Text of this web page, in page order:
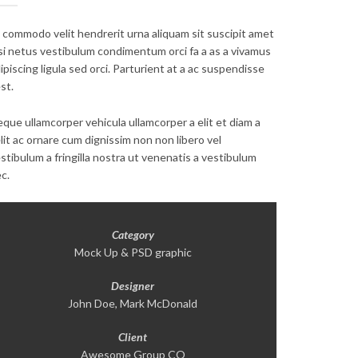
commodo velit hendrerit urna aliquam sit suscipit amet
netus vestibulum condimentum orci fa a as a vivamus
ligula sed orci. Parturient at a ac suspendisse
ullamcorper vehicula ullamcorper a elit et diam a
ac ornare cum dignissim non non libero vel
a fringilla nostra ut venenatis a vestibulum
Category
Mock Up & PSD graphic
Designer
John Doe, Mark McDonald
Client
Awesome Group CO